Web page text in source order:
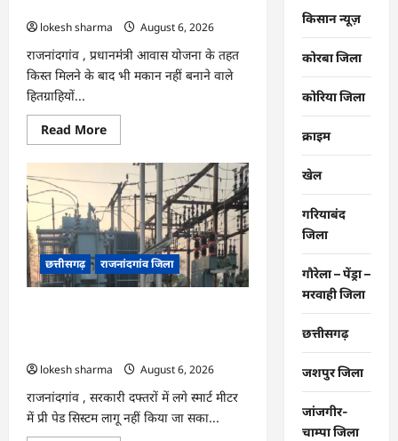
उमस
बढ़ी…
lokesh sharma
August 6, 2026
राजनांदगांव , प्रधानमंंत्री आवास योजना के तहत
किस्त मिलने के बाद भी मकान नहीं बनाने वाले
हितग्राहियों...
Read MoreRead
more
राजनांदगांव
:
किस्त
लेकर
नहीं
बनाया
आवास
145
हितग्राहियों
से
होगी
छत्तीसगढ़ राजनांदगांव जिला
lokesh sharma
August 6, 2026
राजनांदगांव , सरकारी दफ्तरों में लगे स्मार्ट मीटर
में प्री पेड सिस्टम लागू नहीं किया जा सका...
किसान न्यूज़
कोरबा जिला
कोरिया जिला
क्राइम
खेल
गरियाबंद
जिला
गौरेला – पेंड्रा –
मरवाही जिला
छत्तीसगढ़
जशपुर जिला
जांजगीर-
चाम्पा जिला